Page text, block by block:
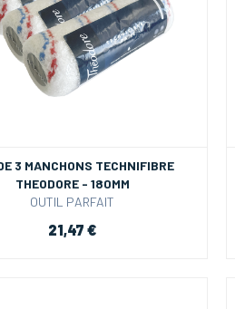
3 MANCHONS TECHNIFIBRE
THEODORE - 180MM
OUTIL PARFAIT
21,47 €